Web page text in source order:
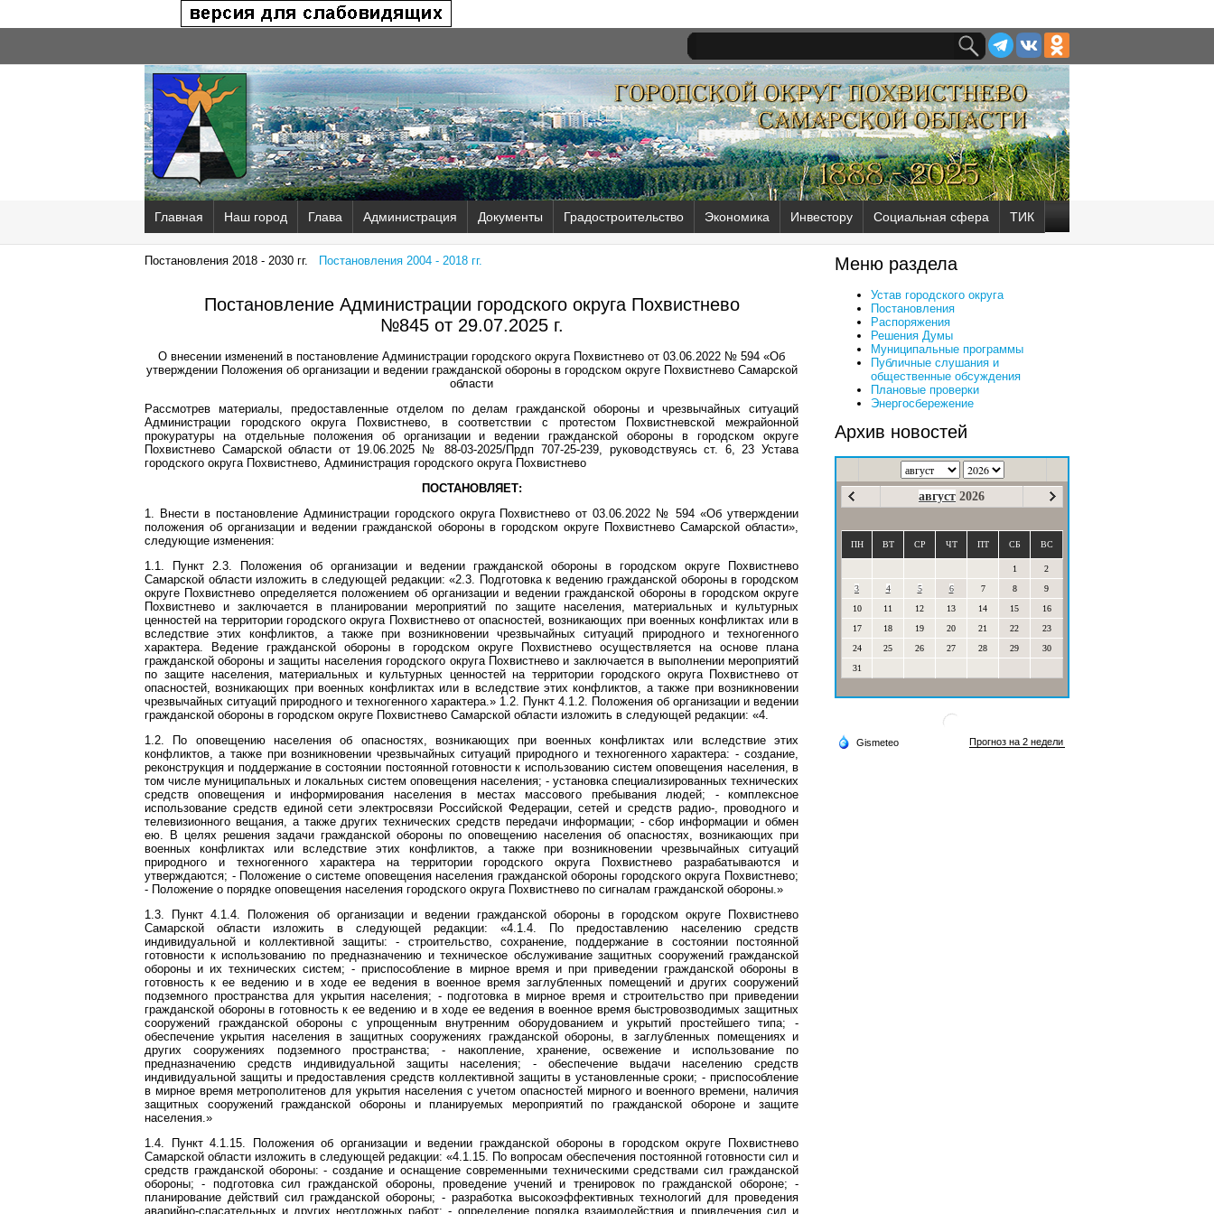
Главная Наш город Глава Администрация Документы Градостроительство Экономика Инвестору Социальная сфера ТИК
Постановления 2018 - 2030 гг. Постановления 2004 - 2018 гг.
Постановление Администрации городского округа Похвистнево
№845 от 29.07.2025 г.
О внесении изменений в постановление Администрации городского округа Похвистнево от 03.06.2022 № 594 «Об
утверждении Положения об организации и ведении гражданской обороны в городском округе Похвистнево Самарской
области
Рассмотрев материалы, предоставленные отделом по делам гражданской обороны и чрезвычайных ситуаций
Администрации городского округа Похвистнево, в соответствии с протестом Похвистневской межрайонной
прокуратуры на отдельные положения об организации и ведении гражданской обороны в городском округе
Похвистнево Самарской области от 19.06.2025 № 88-03-2025/Прдп 707-25-239, руководствуясь ст. 6, 23 Устава
городского округа Похвистнево, Администрация городского округа Похвистнево
ПОСТАНОВЛЯЕТ:
1. Внести в постановление Администрации городского округа Похвистнево от 03.06.2022 № 594 «Об утверждении
положения об организации и ведении гражданской обороны в городском округе Похвистнево Самарской области»,
следующие изменения:
1.1. Пункт 2.3. Положения об организации и ведении гражданской обороны в городском округе Похвистнево
Самарской области изложить в следующей редакции: «2.3. Подготовка к ведению гражданской обороны в городском
округе Похвистнево определяется положением об организации и ведении гражданской обороны в городском округе
Похвистнево и заключается в планировании мероприятий по защите населения, материальных и культурных
ценностей на территории городского округа Похвистнево от опасностей, возникающих при военных конфликтах или в
вследствие этих конфликтов, а также при возникновении чрезвычайных ситуаций природного и техногенного
характера. Ведение гражданской обороны в городском округе Похвистнево осуществляется на основе плана
гражданской обороны и защиты населения городского округа Похвистнево и заключается в выполнении мероприятий
по защите населения, материальных и культурных ценностей на территории городского округа Похвистнево от
опасностей, возникающих при военных конфликтах или в вследствие этих конфликтов, а также при возникновении
чрезвычайных ситуаций природного и техногенного характера.» 1.2. Пункт 4.1.2. Положения об организации и ведении
гражданской обороны в городском округе Похвистнево Самарской области изложить в следующей редакции: «4.
1.2. По оповещению населения об опасностях, возникающих при военных конфликтах или вследствие этих
конфликтов, а также при возникновении чрезвычайных ситуаций природного и техногенного характера: - создание,
реконструкция и поддержание в состоянии постоянной готовности к использованию систем оповещения населения, в
том числе муниципальных и локальных систем оповещения населения; - установка специализированных технических
средств оповещения и информирования населения в местах массового пребывания людей; - комплексное
использование средств единой сети электросвязи Российской Федерации, сетей и средств радио-, проводного и
телевизионного вещания, а также других технических средств передачи информации; - сбор информации и обмен
ею. В целях решения задачи гражданской обороны по оповещению населения об опасностях, возникающих при
военных конфликтах или вследствие этих конфликтов, а также при возникновении чрезвычайных ситуаций
природного и техногенного характера на территории городского округа Похвистнево разрабатываются и
утверждаются; - Положение о системе оповещения населения гражданской обороны городского округа Похвистнево;
- Положение о порядке оповещения населения городского округа Похвистнево по сигналам гражданской обороны.»
1.3. Пункт 4.1.4. Положения об организации и ведении гражданской обороны в городском округе Похвистнево
Самарской области изложить в следующей редакции: «4.1.4. По предоставлению населению средств
индивидуальной и коллективной защиты: - строительство, сохранение, поддержание в состоянии постоянной
готовности к использованию по предназначению и техническое обслуживание защитных сооружений гражданской
обороны и их технических систем; - приспособление в мирное время и при приведении гражданской обороны в
готовность к ее ведению и в ходе ее ведения в военное время заглубленных помещений и других сооружений
подземного пространства для укрытия населения; - подготовка в мирное время и строительство при приведении
гражданской обороны в готовность к ее ведению и в ходе ее ведения в военное время быстровозводимых защитных
сооружений гражданской обороны с упрощенным внутренним оборудованием и укрытий простейшего типа; -
обеспечение укрытия населения в защитных сооружениях гражданской обороны, в заглубленных помещениях и
других сооружениях подземного пространства; - накопление, хранение, освежение и использование по
предназначению средств индивидуальной защиты населения; - обеспечение выдачи населению средств
индивидуальной защиты и предоставления средств коллективной защиты в установленные сроки; - приспособление
в мирное время метрополитенов для укрытия населения с учетом опасностей мирного и военного времени, наличия
защитных сооружений гражданской обороны и планируемых мероприятий по гражданской обороне и защите
населения.»
1.4. Пункт 4.1.15. Положения об организации и ведении гражданской обороны в городском округе Похвистнево
Самарской области изложить в следующей редакции: «4.1.15. По вопросам обеспечения постоянной готовности сил и
средств гражданской обороны: - создание и оснащение современными техническими средствами сил гражданской
обороны; - подготовка сил гражданской обороны, проведение учений и тренировок по гражданской обороне; -
планирование действий сил гражданской обороны; - разработка высокоэффективных технологий для проведения
аварийно-спасательных и других неотложных работ; - определение порядка взаимодействия и привлечения сил и
Меню раздела
Устав городского округа
Постановления
Распоряжения
Решения Думы
Муниципальные программы
Публичные слушания и
общественные обсуждения
Плановые проверки
Энергосбережение
Архив новостей
август 2026
ПН ВТ СР ЧТ ПТ СБ ВС
1
2
3
4 5 6 7 8
9
10
11 12 13 14 15
16
17
18 19 20 21 22
23
24
25 26 27 28 29
30
31